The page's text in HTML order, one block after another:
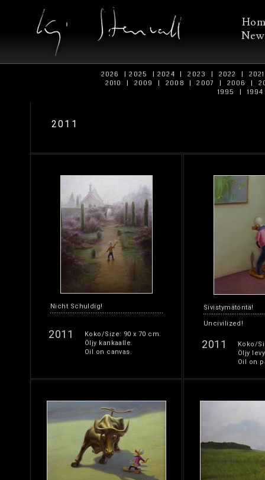
2026 | 2025 | 2024 | 2023 | 2022 |
2010
| 2009 | 2008 | 2007 | 2006 |
1995
|
2011
Nicht Schuldig!
2011
Koko/Size: 90 x 70 cm.
Öljy kankaalle.
Oil on canvas.
Sivistymätöntä!
Uncivilized!
2011
Koko/
Öljy
Oil on